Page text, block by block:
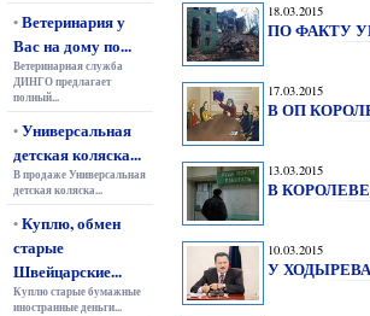
•Ветеринария у
Вас на дому по...
Ветеринарная служба
ДИНГО предлагает
полный...
•Универсальная
детская коляска...
В продаже Универсальная
детская коляска...
•Куплю, обмен
старые
Швейцарские...
Куплю старые бумажные
иностранные деньги...
18.03.2015
ПО ФАКТУ
17.03.2015
В ОП
13.03.2015
В
10.03.2015
У